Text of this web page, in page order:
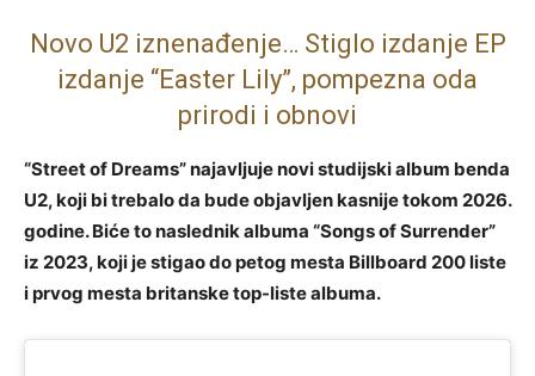
Novo U2 iznenađenje… Stiglo izdanje EP
izdanje “Easter Lily”, pompezna oda
prirodi i obnovi
“Street of Dreams” najavljuje novi studijski album benda
U2, koji bi trebalo da bude objavljen kasnije tokom 2026.
godine. Biće to naslednik albuma “Songs of Surrender”
iz 2023, koji je stigao do petog mesta Billboard 200 liste
i prvog mesta britanske top-liste albuma.